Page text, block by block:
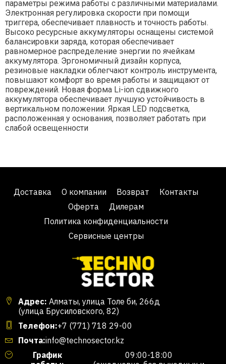
параметры режима работы c различными материалами.
Электронная регулировка скорости при помощи
триггера, обеспечивает плавность и точность работы.
Высоко ресурсные аккумуляторы оснащены системой
балансировки заряда, которая обеспечивает
равномерное распределение энергии по ячейкам
аккумулятора. Эргономичный дизайн корпуса,
резиновые накладки облегчают контроль инструмента,
повышают комфорт во время работы и защищают от
повреждений. Новая форма Li-ion сдвижного
аккумулятора обеспечивает лучшую устойчивость в
вертикальном положении. Яркая LED подсветка,
расположенная у основания, позволяет работать при
слабой освещенности
Доставка О компании Возврат
Контакты
Оферта
Дилерам
Политика конфиденциальности
Сервисные центры
Адрес: Алматы, улица Толе би, 266д
(улица Брусиловского, 82)
Телефон:+7 (771) 718 29-00
Почта:info@technosector.kz
График
09:00-18:00